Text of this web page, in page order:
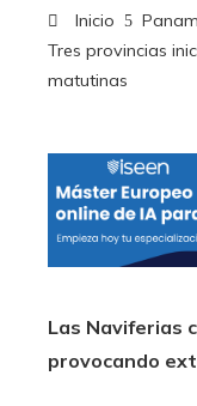
Inicio
Tres provincias
matutinas
Las Naviferias
provocando